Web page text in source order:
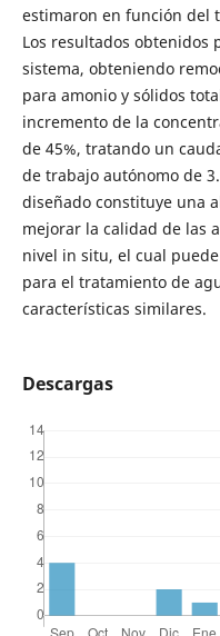
estimaron en función del
Los resultados
sistema, obteniendo
para amonio y sólidos
incremento de la
de 45%, tratando un
de trabajo autónomo de
diseñado constituye una
mejorar la calidad de las
nivel in situ, el cual
para el tratamiento de
características similares.
Descargas